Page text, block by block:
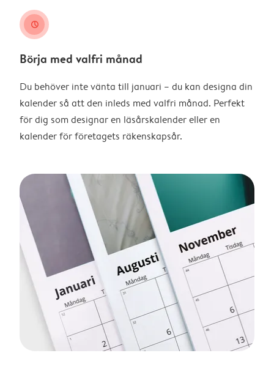
clock
Börja med valfri månad
Du behöver inte vänta till januari – du kan designa din
kalender så att den inleds med valfri månad. Perfekt
för dig som designar en läsårskalender eller en
kalender för företagets räkenskapsår.